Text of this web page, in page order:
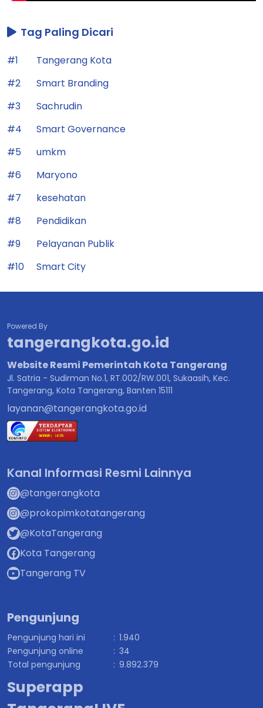
Tag Paling Dicari
#1
Tangerang Kota
#2
Smart Branding
#3
Sachrudin
#4
Smart Governance
#5
umkm
#6
Maryono
#7
kesehatan
#8
Pendidikan
#9
Pelayanan Publik
#10
Smart City
Powered By
tangerangkota.go.id
Website Resmi Pemerintah Kota Tangerang
Jl. Satria - Sudirman No.1, RT.002/RW.001, Sukaasih, Kec.
Tangerang, Kota Tangerang, Banten 15111
layanan@tangerangkota.go.id
Kanal Informasi Resmi Lainnya
@tangerangkota
@prokopimkotatangerang
@KotaTangerang
Kota Tangerang
Tangerang TV
Pengunjung
Pengunjung hari ini : 1.940
Pengunjung online
: 34
Total pengunjung
: 9.892.379
Superapp